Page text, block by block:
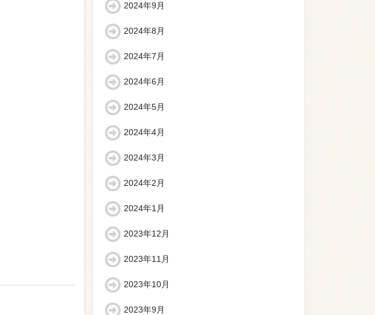
2024年9月
2024年8月
2024年7月
2024年6月
2024年5月
2024年4月
2024年3月
2024年2月
2024年1月
2023年12月
2023年11月
2023年10月
2023年9月